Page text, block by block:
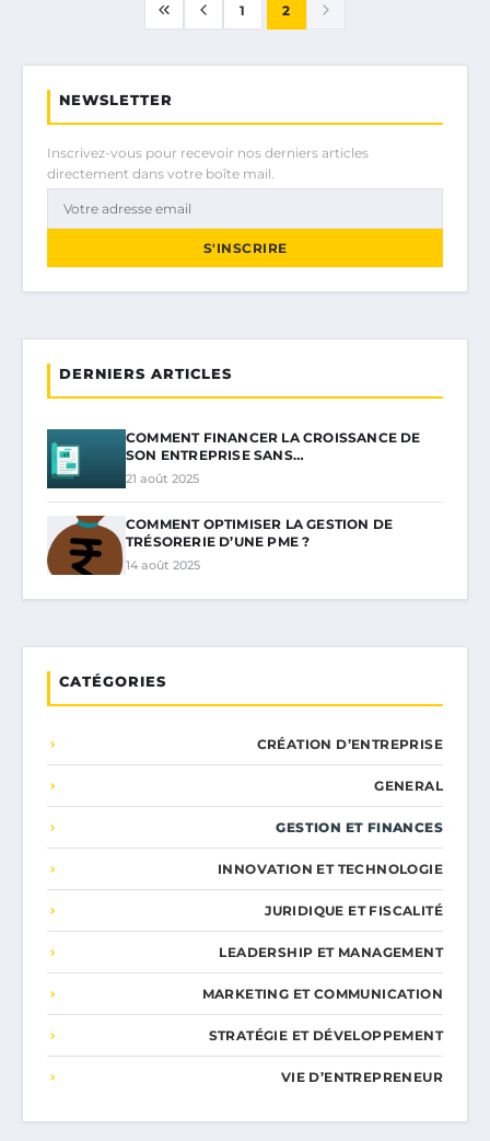
1 2
NEWSLETTER
Inscrivez-vous pour recevoir nos derniers articles
directement dans votre boîte mail.
S'INSCRIRE
DERNIERS ARTICLES
COMMENT FINANCER LA CROISSANCE DE
SON ENTREPRISE SANS…
21 août 2025
COMMENT OPTIMISER LA GESTION DE
TRÉSORERIE D’UNE PME ?
14 août 2025
CATÉGORIES
CRÉATION D’ENTREPRISE
GENERAL
GESTION ET FINANCES
INNOVATION ET TECHNOLOGIE
JURIDIQUE ET FISCALITÉ
LEADERSHIP ET MANAGEMENT
MARKETING ET COMMUNICATION
STRATÉGIE ET DÉVELOPPEMENT
VIE D’ENTREPRENEUR